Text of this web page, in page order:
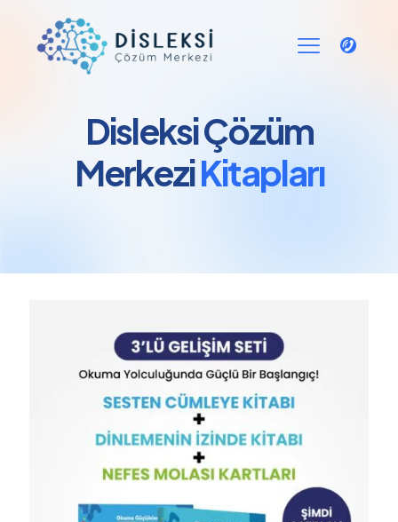
Disleksi Çözüm
MerkeziKitapları